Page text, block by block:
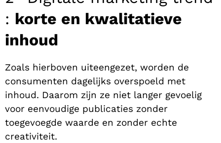
: korte en kwalitatieve
inhoud
Zoals hierboven uiteengezet, worden de
consumenten dagelijks overspoeld met
inhoud. Daarom zijn ze niet langer gevoelig
voor eenvoudige publicaties zonder
toegevoegde waarde en zonder echte
creativiteit.